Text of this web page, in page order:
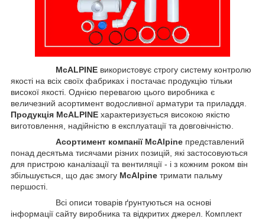
McALPINE використовує строгу систему контролю
якості на всіх своїх фабриках і постачає продукцію тільки
високої якості. Однією перевагою цього виробника є
величезний асортимент водосливної арматури та приладдя.
Продукція McALPINE характеризується високою якістю
виготовлення, надійністю в експлуатації та довговічністю.
Асортимент компанії McAlpine представлений
понад десятьма тисячами різних позицій, які застосовуються
для пристрою каналізації та вентиляції - і з кожним роком він
збільшується, що дає змогу McAlpine тримати пальму
першості.
Всі описи товарів ґрунтуються на основі
інформації сайту виробника та відкритих джерел. Комплект